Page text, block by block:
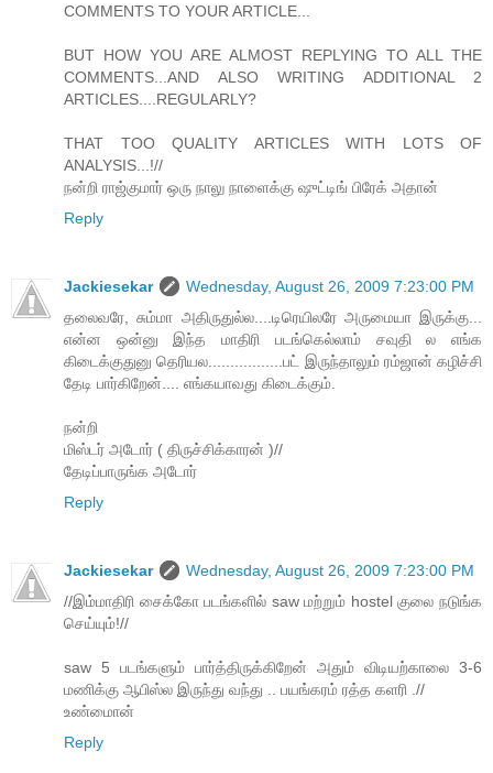
COMMENTS TO YOUR ARTICLE...
BUT HOW YOU ARE ALMOST REPLYING TO ALL THE
COMMENTS...AND ALSO WRITING ADDITIONAL 2
ARTICLES....REGULARLY?
THAT TOO QUALITY ARTICLES WITH LOTS OF
ANALYSIS...!//
நன்றி ராஜ்குமார் ஒரு நாலு நாளைக்கு ஷுட்டிங் பிரேக் அதான்
Reply
Jackiesekar
Wednesday, August 26, 2009 7:23:00 PM
தலைவரே, சும்மா அதிருதுல்ல....டிரெயிலரே அருமையா இருக்கு...
என்ன ஒன்னு இந்த மாதிரி படங்கெல்லாம் சவுதி ல எங்க
கிடைக்குதுனு தெரியல.................பட் இருந்தாலும் ரம்ஜான் கழிச்சி
தேடி பார்கிறேன்.... எங்கயாவது கிடைக்கும்.
நன்றி
மிஸ்டர் அடோர் ( திருச்சிக்காரன் )//
தேடிப்பாருங்க அடோர்
Reply
Jackiesekar
Wednesday, August 26, 2009 7:23:00 PM
//இம்மாதிரி சைக்கோ படங்களில் saw மற்றும் hostel குலை நடுங்க
செய்யும்!//
saw 5 படங்களும் பார்த்திருக்கிறேன் அதும் விடியற்காலை 3-6
மணிக்கு ஆபிஸ்ல இருந்து வந்து .. பயங்கரம் ரத்த களரி .//
உண்மைான்
Reply